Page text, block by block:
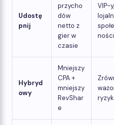
Udostę
pnij
przycho
dów
netto z
gier w
czasie
VIP-y,
ności
Hybryd
owy
Mniejszy
CPA +
mniejszy
RevShar
e